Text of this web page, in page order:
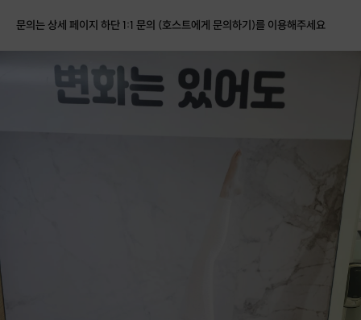
문의는 상세 페이지 하단 1:1 문의 (호스트에게 문의하기)를 이용해주세요